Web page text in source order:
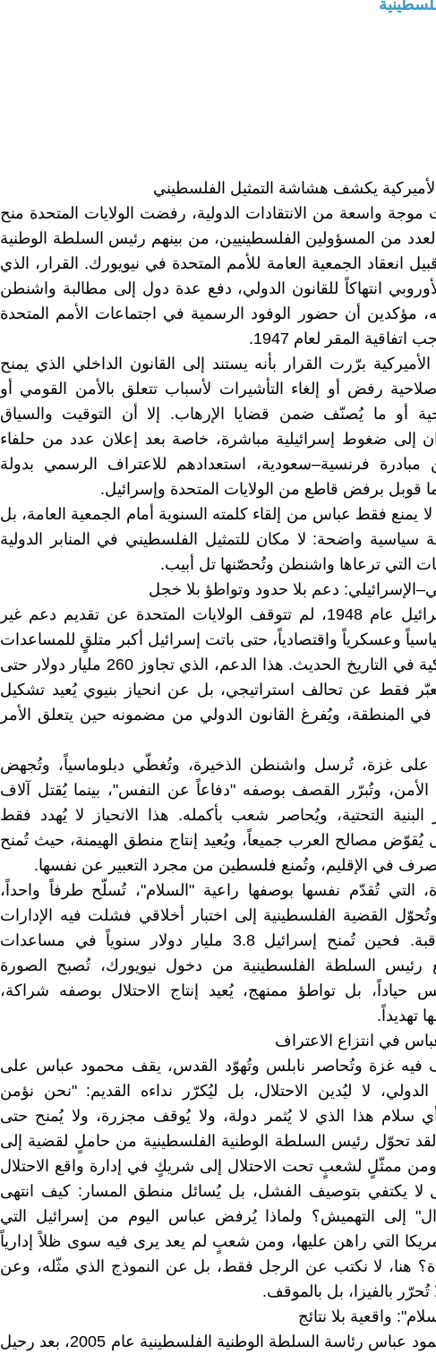
يكشف هشاشة التمثيل الفلسطيني
واسعة من الانتقادات الدولية، رفضت الولايات المتحدة منح
من المسؤولين الفلسطينيين، من بينهم رئيس السلطة الوطنية
انعقاد الجمعية العامة للأمم المتحدة في نيويورك. القرار، الذي
الأوروبي انتهاكاً للقانون الدولي، دفع عدة دول إلى مطالبة واشنطن
مؤكدين أن حضور الوفود الرسمية في اجتماعات الأمم المتحدة
المقر لعام 1947.
برّرت القرار بأنه يستند إلى القانون الداخلي الذي يمنح
رفض أو إلغاء التأشيرات لأسباب تتعلق بالأمن القومي أو
أو ما يُصنّف ضمن قضايا الإرهاب. إلا أن التوقيت والسياق
إلى ضغوط إسرائيلية مباشرة، خاصة بعد إعلان عدد من حلفاء
فرنسية–سعودية، استعدادهم للاعتراف الرسمي بدولة
قوبل برفض قاطع من الولايات المتحدة وإسرائيل.
لا يمنع فقط عباس من إلقاء كلمته السنوية أمام الجمعية العامة، بل
سياسية واضحة: لا مكان للتمثيل الفلسطيني في المنابر الدولية
التي ترعاها واشنطن وتُحصّنها تل أبيب.
دعم بلا حدود وتواطؤ بلا خجل
منذ تأسيس إسرائيل عام 1948، لم تتوقف الولايات المتحدة عن تقديم دعم غير
وعسكرياً واقتصادياً، حتى باتت إسرائيل أكبر متلقٍ للمساعدات
الخارجية الأميركية في التاريخ الحديث. هذا الدعم، الذي تجاوز 260 مليار دولار حتى
لا يُعبّر فقط عن تحالف استراتيجي، بل عن انحياز بنيوي يُعيد تشكيل
المنطقة، ويُفرغ القانون الدولي من مضمونه حين يتعلق الأمر
غزة، تُرسل واشنطن الذخيرة، وتُغطّي دبلوماسياً، وتُجهض
وتُبرّر القصف بوصفه "دفاعاً عن النفس"، بينما يُقتل آلاف
البنية التحتية، ويُحاصر شعب بأكمله. هذا الانحياز لا يُهدد فقط
يُقوّض مصالح العرب جميعاً، ويُعيد إنتاج منطق الهيمنة، حيث تُمنح
في الإقليم، وتُمنع فلسطين من مجرد التعبير عن نفسها.
التي تُقدّم نفسها بوصفها راعية "السلام"، تُسلّح طرفاً واحداً،
القضية الفلسطينية إلى اختبار أخلاقي فشلت فيه الإدارات
الأميركية المتعاقبة. فحين تُمنح إسرائيل 3.8 مليار دولار سنوياً في مساعدات
رئيس السلطة الفلسطينية من دخول نيويورك، تُصبح الصورة
حياداً، بل تواطؤ ممنهج، يُعيد إنتاج الاحتلال بوصفه شراكة،
تهديداً.
في انتزاع الاعتراف
غزة وتُحاصر نابلس وتُهوّد القدس، يقف محمود عباس على
لا ليُدين الاحتلال، بل ليُكرّر نداءه القديم: "نحن نؤمن
سلام هذا الذي لا يُثمر دولة، ولا يُوقف مجزرة، ولا يُمنح حتى
تحوّل رئيس السلطة الوطنية الفلسطينية من حاملٍ لقضية إلى
ممثّلٍ لشعبٍ تحت الاحتلال إلى شريكٍ في إدارة واقع الاحتلال
لا يكتفي بتوصيف الفشل، بل يُسائل منطق المسار: كيف انتهى
إلى التهميش؟ ولماذا يُرفض عباس اليوم من إسرائيل التي
التي راهن عليها، ومن شعبٍ لم يعد يرى فيه سوى ظلاً إدارياً
هنا، لا نكتب عن الرجل فقط، بل عن النموذج الذي مثّله، وعن
بالفيزا، بل بالموقف.
واقعية بلا نتائج
منذ أن تولّى محمود عباس رئاسة السلطة الوطنية الفلسطينية عام 2005، بعد رحيل